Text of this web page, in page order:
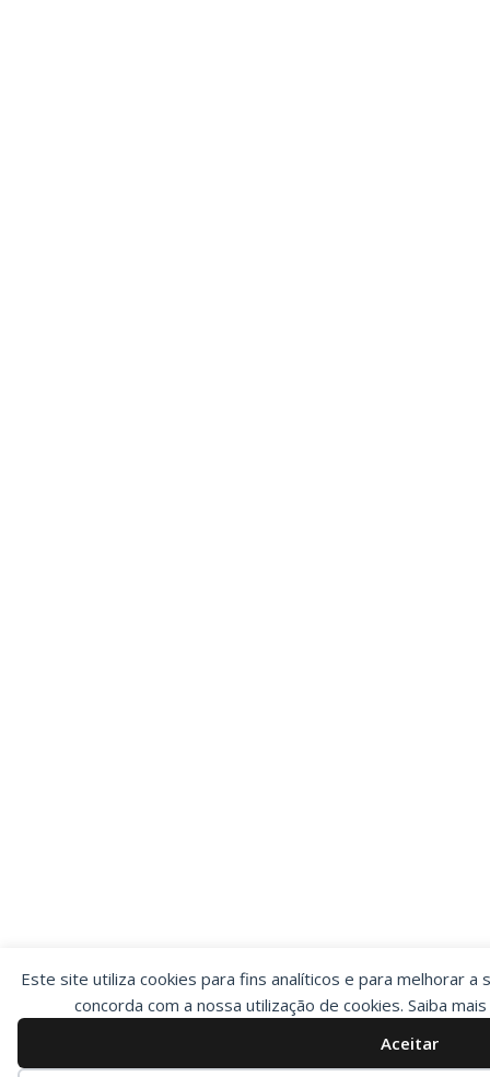
Este site utiliza cookies para fins analíticos e para melhorar a
concorda com a nossa utilização de cookies. Saiba
Aceitar